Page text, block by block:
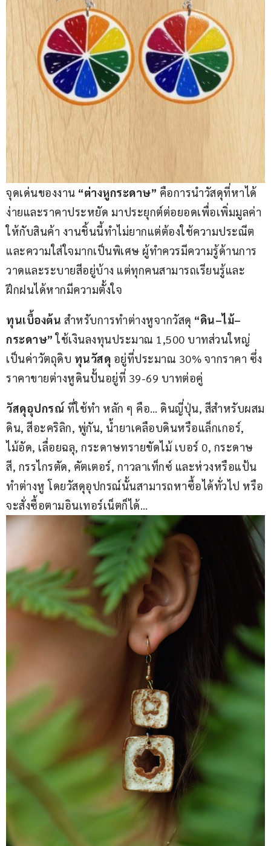
จุดเด่นของงาน “ต่างหูกระดาษ” คือการนำวัสดุที่หาได้
ง่ายและราคาประหยัด มาประยุกต์ต่อยอดเพื่อเพิ่มมูลค่า
ให้กับสินค้า งานชิ้นนี้ทำไม่ยากแต่ต้องใช้ความประณีต
และความใส่ใจมากเป็นพิเศษ ผู้ทำควรมีความรู้ด้านการ
วาดและระบายสีอยู่บ้าง แต่ทุกคนสามารถเรียนรู้และ
ฝึกฝนได้หากมีความตั้งใจ
ทุนเบื้องต้น สำหรับการทำต่างหูจากวัสดุ “ดิน–ไม้–
กระดาษ” ใช้เงินลงทุนประมาณ 1,500 บาทส่วนใหญ่
เป็นค่าวัตถุดิบ ทุนวัสดุ อยู่ที่ประมาณ 30% จากราคา ซึ่ง
ราคาขายต่างหูดินปั้นอยู่ที่ 39-69 บาทต่อคู่
วัสดุอุปกรณ์ ที่ใช้ทำ หลัก ๆ คือ… ดินญี่ปุ่น, สีสำหรับผสม
ดิน, สีอะคริลิก, พู่กัน, น้ำยาเคลือบดินหรือแล็กเกอร์,
ไม้อัด, เลื่อยฉลุ, กระดาษทรายขัดไม้ เบอร์ 0, กระดาษ
สี, กรรไกรตัด, คัตเตอร์, กาวลาเท็กซ์ และห่วงหรือแป้น
ทำต่างหู โดยวัสดุอุปกรณ์นั้นสามารถหาซื้อได้ทั่วไป หรือ
จะสั่งซื้อตามอินเทอร์เน็ตก็ได้…